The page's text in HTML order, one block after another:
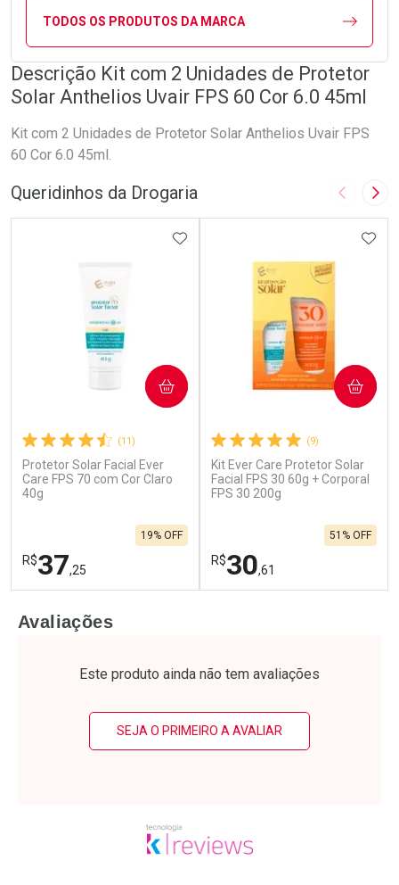
TODOS OS PRODUTOS DA MARCA
Descrição Kit com 2 Unidades de Protetor
Solar Anthelios Uvair FPS 60 Cor 6.0 45ml
Kit com 2 Unidades de Protetor Solar Anthelios Uvair FPS
60 Cor 6.0 45ml.
Queridinhos da Drogaria Imagem
(11)
Protetor Solar Facial Ever
Care FPS 70 com Cor Claro
40g
R$37,25
19% OFF
ADICIONAR AOS FAVORITOS
COMPRAR
Laboratório
Por Menos
(9)
Kit Ever Care Protetor Solar
Facial FPS 30 60g + Corporal
FPS 30 200g
R$30,61
51% OFF
COMPRAR
Laboratório
Por Menos
Avaliações
Este produto ainda não tem avaliações
SEJA O PRIMEIRO A AVALIAR